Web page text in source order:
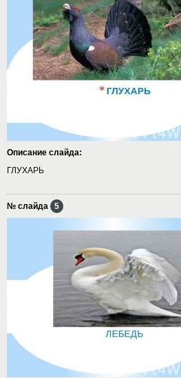
Описание слайда:
ГЛУХАРЬ
№ слайда 5